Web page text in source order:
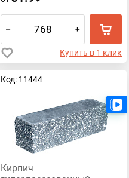
– +
Купить в 1 клик
Код: 11444
Кирпич